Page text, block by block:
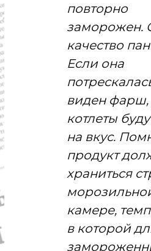
повторно
заморожен.
качество
Если она
виден фарш,
котлеты
на вкус.
продукт
храниться
камере,
в которой